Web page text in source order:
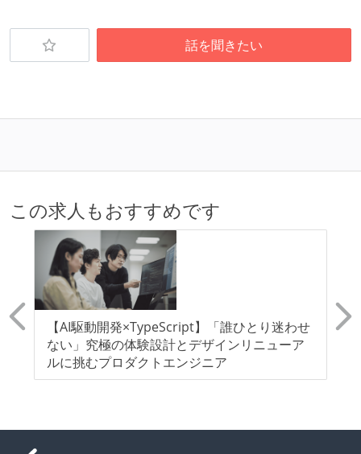
話を聞きたい
この求人もおすすめです
【AI駆動開発×TypeScript】「誰ひとり迷わせ
ない」究極の体験設計とデザインリニューア
ルに挑むプロダクトエンジニア